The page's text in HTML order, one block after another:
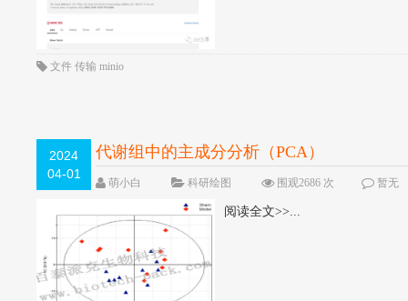
文件传输minio
2024
04-01
代谢组中的主成分分析（PCA）
萌小白 科研绘图 围观2686 次 暂无
阅读全文>>...